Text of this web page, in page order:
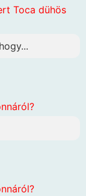
Toca dühös